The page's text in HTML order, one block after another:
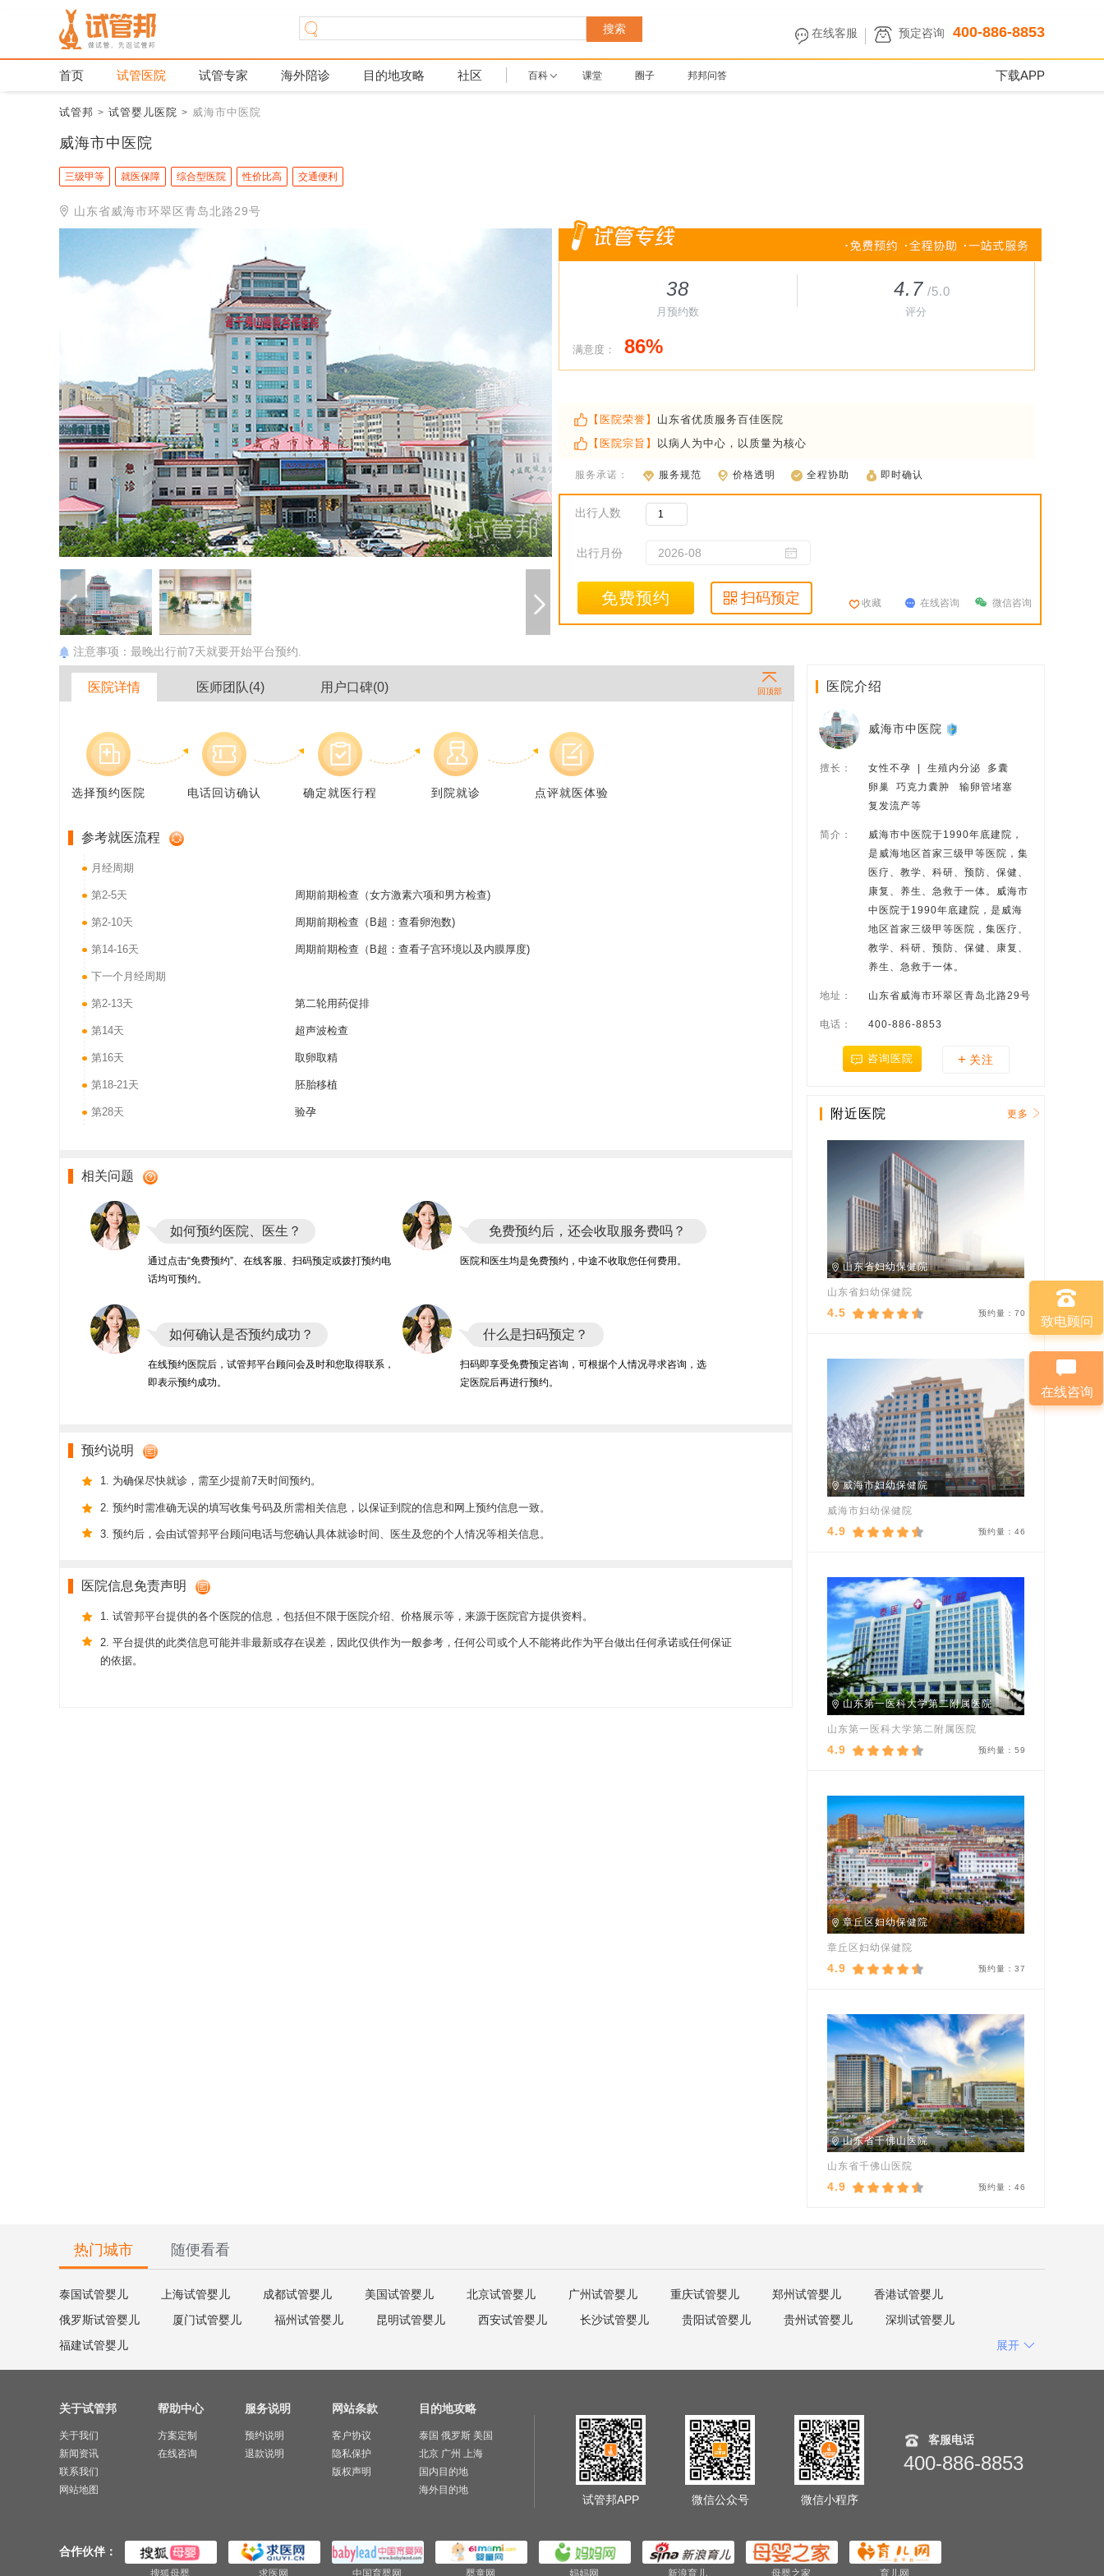
搜索 在线客服 预定咨询 400-886-8853
首页 试管医院 试管专家 海外陪诊 目的地攻略 社区 百科 课堂 圈子 邦邦问答 下载APP
试管邦 > 试管婴儿医院 > 威海市中医院
威海市中医院
三级甲等 就医保障 综合型医院 性价比高 交通便利
山东省威海市环翠区青岛北路29号
注意事项：最晚出行前7天就要开始平台预约.
38
月预约数
4.7 /5.0
评分
满意度： 86%
【医院荣誉】 山东省优质服务百佳医院
【医院宗旨】
以病人为中心，以质量为核心
服务承诺： 服务规范 价格透明 全程协助 即时确认
出行人数
出行月份
免费预约 扫码预定 收藏 在线咨询 微信咨询
医院详情 医师团队(4) 用户口碑(0) 回顶部
选择预约医院 电话回访确认 确定就医行程 到院就诊 点评就医体验
参考就医流程
月经周期
第2-5天 周期前期检查（女方激素六项和男方检查)
第2-10天 周期前期检查（B超：查看卵泡数)
第14-16天 周期前期检查（B超：查看子宫环境以及内膜厚度)
下一个月经周期
第2-13天 第二轮用药促排
第14天 超声波检查
第16天 取卵取精
第18-21天 胚胎移植
第28天 验孕
相关问题
如何预约医院、医生？
通过点击“免费预约”、在线客服、扫码预定或拨打预约电
话均可预约。
免费预约后，还会收取服务费吗？
医院和医生均是免费预约，中途不收取您任何费用。
如何确认是否预约成功？
在线预约医院后，试管邦平台顾问会及时和您取得联系，
即表示预约成功。
什么是扫码预定？
扫码即享受免费预定咨询，可根据个人情况寻求咨询，选
定医院后再进行预约。
预约说明
1. 为确保尽快就诊，需至少提前7天时间预约。
2. 预约时需准确无误的填写收集号码及所需相关信息，以保证到院的信息和网上预约信息一致。
3. 预约后，会由试管邦平台顾问电话与您确认具体就诊时间、医生及您的个人情况等相关信息。
医院信息免责声明
1. 试管邦平台提供的各个医院的信息，包括但不限于医院介绍、价格展示等，来源于医院官方提供资料。
2. 平台提供的此类信息可能并非最新或存在误差，因此仅供作为一般参考，任何公司或个人不能将此作为平台做出任何承诺或任何保证
的依据。
医院介绍
威海市中医院
擅长：
女性不孕  |  生殖内分泌  多囊
卵巢  巧克力囊肿   输卵管堵塞
复发流产等
简介：
威海市中医院于1990年底建院，
是威海地区首家三级甲等医院，集
医疗、教学、科研、预防、保健、
康复、养生、急救于一体。威海市
中医院于1990年底建院，是威海
地区首家三级甲等医院，集医疗、
教学、科研、预防、保健、康复、
养生、急救于一体。
地址： 山东省威海市环翠区青岛北路29号
电话： 400-886-8853
咨询医院 + 关注
附近医院 更多
山东省妇幼保健院
山东省妇幼保健院
4.5 预约量：70
威海市妇幼保健院
威海市妇幼保健院
4.9 预约量：46
山东第一医科大学第二附属医院
山东第一医科大学第二附属医院
4.9 预约量：59
章丘区妇幼保健院
章丘区妇幼保健院
4.9 预约量：37
山东省千佛山医院
山东省千佛山医院
4.9 预约量：46
热门城市 随便看看
泰国试管婴儿 上海试管婴儿 成都试管婴儿 美国试管婴儿 北京试管婴儿 广州试管婴儿 重庆试管婴儿 郑州试管婴儿
香港试管婴儿
俄罗斯试管婴儿
厦门试管婴儿 福州试管婴儿 昆明试管婴儿 西安试管婴儿 长沙试管婴儿 贵阳试管婴儿 贵州试管婴儿
深圳试管婴儿
福建试管婴儿
展开
致电顾问
在线咨询
关于试管邦
关于我们
新闻资讯
联系我们
网站地图
帮助中心
方案定制
在线咨询
服务说明
预约说明
退款说明
网站条款
客户协议
隐私保护
版权声明
目的地攻略
泰国 俄罗斯 美国
北京 广州 上海
国内目的地
海外目的地
试管邦APP 微信公众号 微信小程序
客服电话
400-886-8853
合作伙伴：
搜狐母婴 求医网 中国育婴网 婴童网 妈妈网 新浪育儿 母婴之家 育儿网